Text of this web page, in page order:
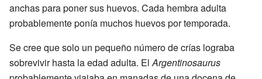
anchas para poner sus huevos. Cada hembra adulta
probablemente ponía muchos huevos por temporada.
Se cree que solo un pequeño número de crías lograba
sobrevivir hasta la edad adulta. ElArgentinosaurus